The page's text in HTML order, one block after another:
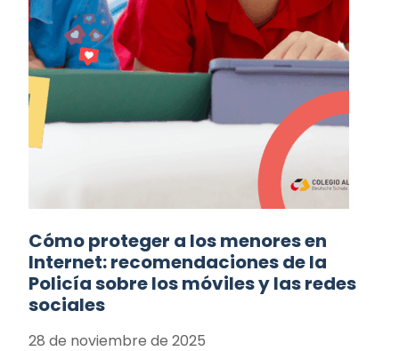
Cómo proteger a los menores en
Internet: recomendaciones de la
Policía sobre los móviles y las redes
sociales
28 de noviembre de 2025